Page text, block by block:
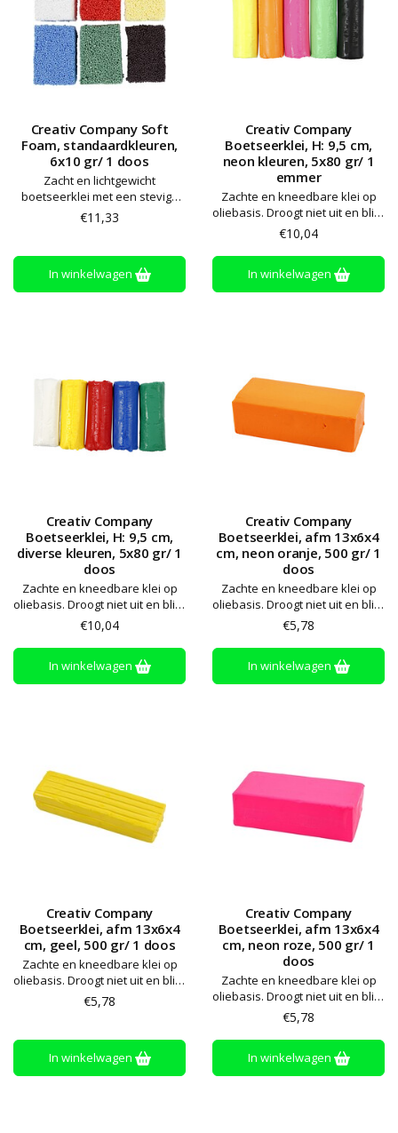
Creativ Company Soft
Foam, standaardkleuren,
6x10 gr/ 1 doos
Zacht en lichtgewicht
boetseerklei met een stevige
consistentie van styropor
balletjes. Droogt niet aan de
gebruikt worden.
€11,33
In winkelwagen
Creativ Company
Boetseerklei, H: 9,5 cm,
neon kleuren, 5x80 gr/ 1
emmer
Zachte en kneedbare klei op
oliebasis. Droogt niet uit en blijft
zacht. Alle kleuren kunnen
worden gemengd. Bewaren op
kamertemperatuur
€10,04
In winkelwagen
Creativ Company
Boetseerklei, H: 9,5 cm,
diverse kleuren, 5x80 gr/ 1
doos
Zachte en kneedbare klei op
oliebasis. Droogt niet uit en blijft
zacht. Alle kleuren kunnen
worden gemengd. Bewaren op
kamertemperatuur
€10,04
In winkelwagen
Creativ Company
Boetseerklei, afm 13x6x4
cm, neon oranje, 500 gr/ 1
doos
Zachte en kneedbare klei op
oliebasis. Droogt niet uit en blijft
zacht. Alle kleuren kunnen
worden gemengd. Bewaren op
kamertemperatuur
€5,78
In winkelwagen
Creativ Company
Boetseerklei, afm 13x6x4
cm, geel, 500 gr/ 1 doos
Zachte en kneedbare klei op
oliebasis. Droogt niet uit en blijft
zacht. Alle kleuren kunnen
worden gemengd. Bewaren op
€5,78
In winkelwagen
Creativ Company
Boetseerklei, afm 13x6x4
cm, neon roze, 500 gr/ 1
doos
Zachte en kneedbare klei op
oliebasis. Droogt niet uit en blijft
zacht. Alle kleuren kunnen
worden gemengd. Bewaren op
kamertemperatuur
€5,78
In winkelwagen